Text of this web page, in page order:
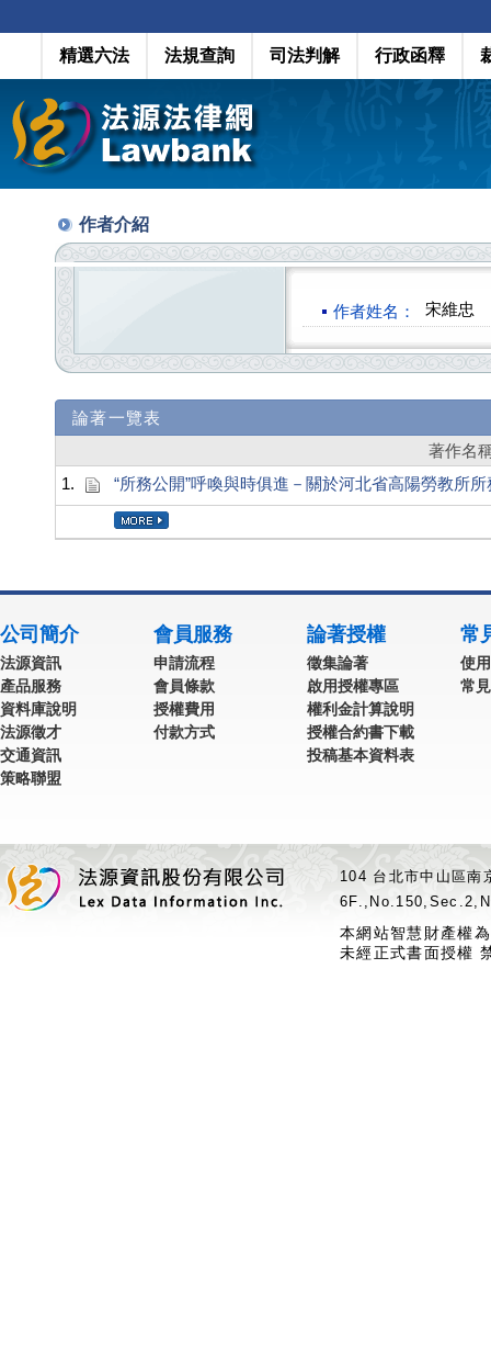
精選六法 法規查詢 司法判解 行政函釋
作者介紹
作者姓名： 宋維忠
論著一覽表
著作名
1.
“所務公開”呼喚與時俱進－關於河北省高陽勞教所
公司簡介
法源資訊
產品服務
資料庫說明
法源徵才
交通資訊
策略聯盟
會員服務
申請流程
會員條款
授權費用
付款方式
論著授權
徵集論著
啟用授權專區
權利金計算說明
授權合約書下載
投稿基本資料表
常
使
常
104 台北市中山區
本網站智慧財產權
未經正式書面授權